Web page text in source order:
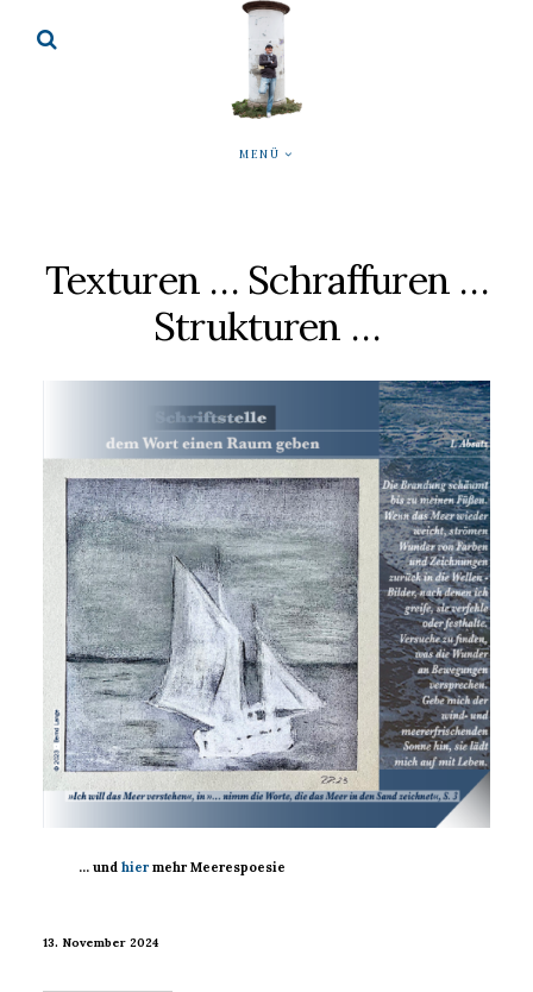
MENÜ
Texturen … Schraffuren …
Strukturen …
… undhier mehr Meerespoesie
13. November 2024